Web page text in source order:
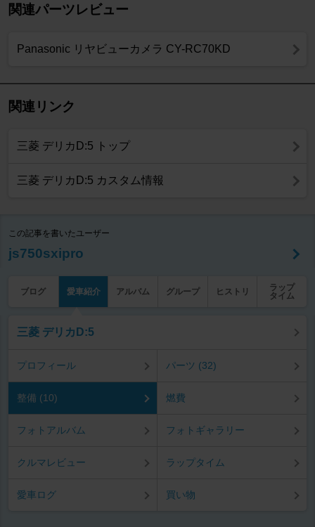
関連パーツレビュー
Panasonic リヤビューカメラ CY-RC70KD
関連リンク
三菱 デリカD:5 トップ
三菱 デリカD:5 カスタム情報
この記事を書いたユーザー
js750sxipro
ブログ 愛車紹介 アルバム グループ ヒストリ
ラップ
タイム
三菱 デリカD:5
プロフィール パーツ (32)
整備 (10) 燃費
フォトアルバム フォトギャラリー
クルマレビュー ラップタイム
愛車ログ 買い物